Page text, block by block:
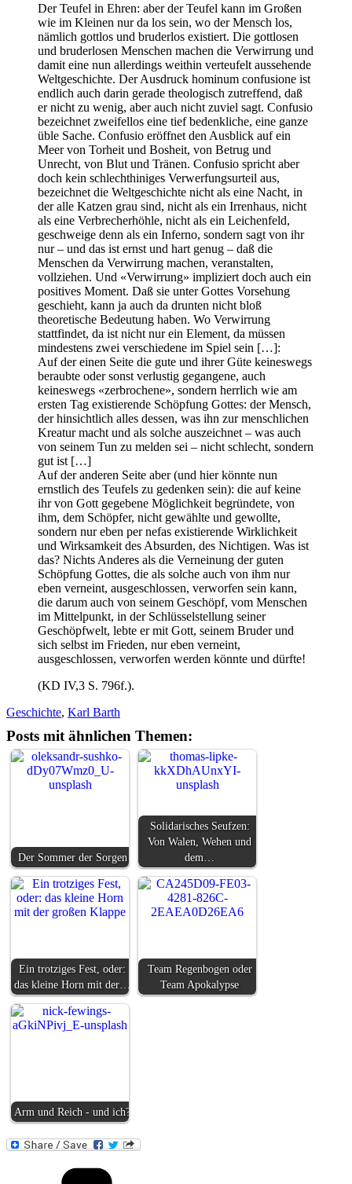
Der Teufel in Ehren: aber der Teufel kann im Großen
wie im Kleinen nur da los sein, wo der Mensch los,
nämlich gottlos und bruderlos existiert. Die gottlosen
und bruderlosen Menschen machen die Verwirrung und
damit eine nun allerdings weithin verteufelt aussehende
Weltgeschichte. Der Ausdruck hominum confusione ist
endlich auch darin gerade theologisch zutreffend, daß
er nicht zu wenig, aber auch nicht zuviel sagt. Confusio
bezeichnet zweifellos eine tief bedenkliche, eine ganze
üble Sache. Confusio eröffnet den Ausblick auf ein
Meer von Torheit und Bosheit, von Betrug und
Unrecht, von Blut und Tränen. Confusio spricht aber
doch kein schlechthiniges Verwerfungsurteil aus,
bezeichnet die Weltgeschichte nicht als eine Nacht, in
der alle Katzen grau sind, nicht als ein Irrenhaus, nicht
als eine Verbrecherhöhle, nicht als ein Leichenfeld,
geschweige denn als ein Inferno, sondern sagt von ihr
nur – und das ist ernst und hart genug – daß die
Menschen da Verwirrung machen, veranstalten,
vollziehen. Und «Verwirrung» impliziert doch auch ein
positives Moment. Daß sie unter Gottes Vorsehung
geschieht, kann ja auch da drunten nicht bloß
theoretische Bedeutung haben. Wo Verwirrung
stattfindet, da ist nicht nur ein Element, da müssen
mindestens zwei verschiedene im Spiel sein […]:
Auf der einen Seite die gute und ihrer Güte keineswegs
beraubte oder sonst verlustig gegangene, auch
keineswegs «zerbrochene», sondern herrlich wie am
ersten Tag existierende Schöpfung Gottes: der Mensch,
der hinsichtlich alles dessen, was ihn zur menschlichen
Kreatur macht und als solche auszeichnet – was auch
von seinem Tun zu melden sei – nicht schlecht, sondern
gut ist […]
Auf der anderen Seite aber (und hier könnte nun
ernstlich des Teufels zu gedenken sein): die auf keine
ihr von Gott gegebene Möglichkeit begründete, von
ihm, dem Schöpfer, nicht gewählte und gewollte,
sondern nur eben per nefas existierende Wirklichkeit
und Wirksamkeit des Absurden, des Nichtigen. Was ist
das? Nichts Anderes als die Verneinung der guten
Schöpfung Gottes, die als solche auch von ihm nur
eben verneint, ausgeschlossen, verworfen sein kann,
die darum auch von seinem Geschöpf, vom Menschen
im Mittelpunkt, in der Schlüsselstellung seiner
Geschöpfwelt, lebte er mit Gott, seinem Bruder und
sich selbst im Frieden, nur eben verneint,
ausgeschlossen, verworfen werden könnte und dürfte!
(KD IV,3 S. 796f.).
Geschichte, Karl Barth
Posts mit ähnlichen Themen:
Der Sommer der Sorgen
Solidarisches Seufzen:
Von Walen, Wehen und
dem…
Ein trotziges Fest, oder:
das kleine Horn mit der…
Team Regenbogen oder
Team Apokalypse
Arm und Reich - und ich?